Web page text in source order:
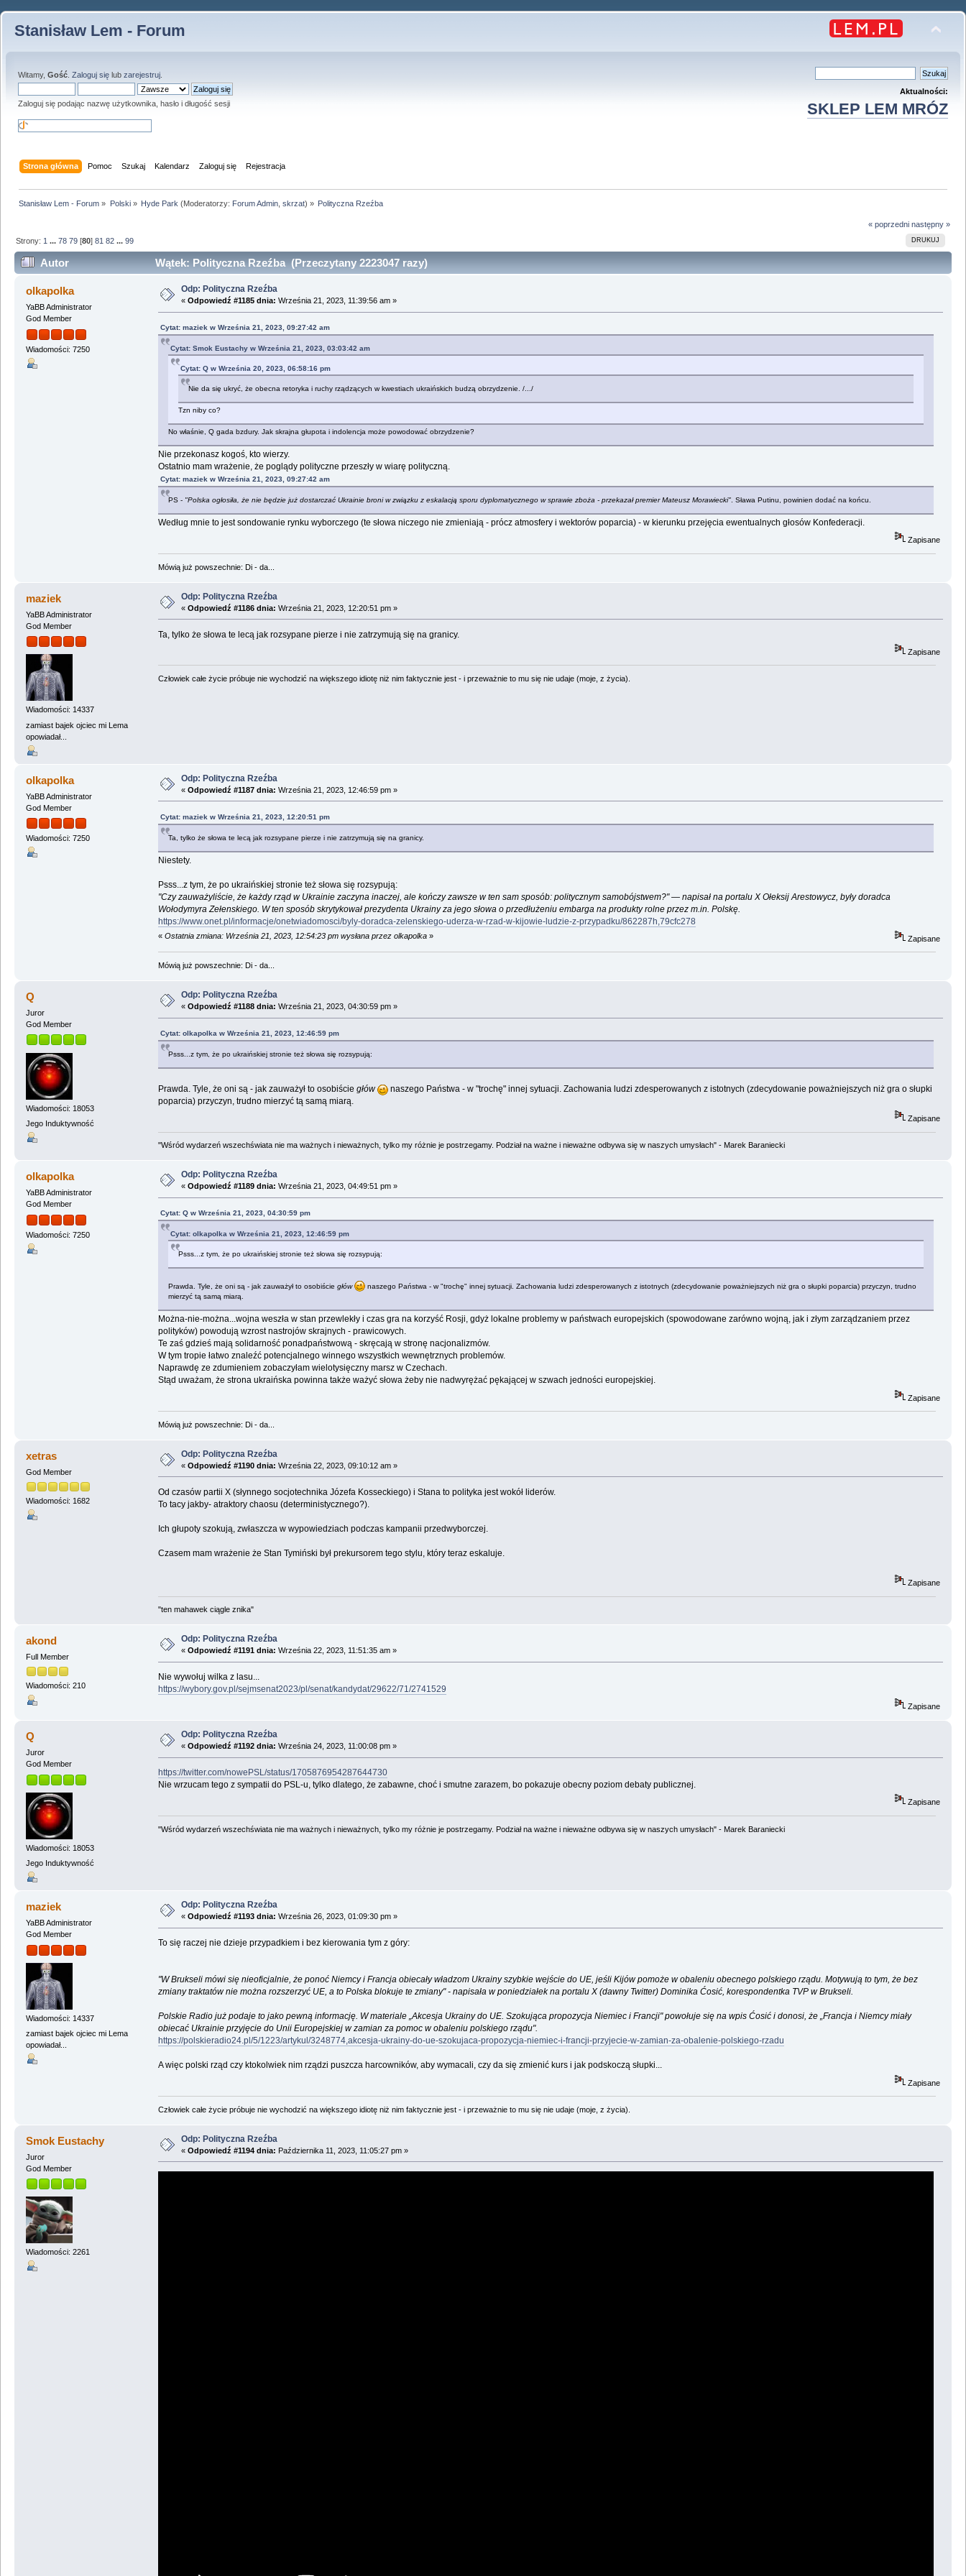
Stanisław Lem - Forum
Witamy, Gość Zaloguj się lub zarejestruj
Zaloguj się podając nazwę użytkownika, hasło i długość sesji
Aktualności:
SKLEP LEM MRÓZ
Strona główna Pomoc Szukaj Kalendarz Zaloguj się Rejestracja
Stanisław Lem - Forum » Polski» Hyde Park (Moderatorzy: Forum Admin, skrzat) » Polityczna Rzeźba
« poprzedni następny »
DRUKUJ
Strony: 1 ...78 79 [80]81 82 ...99
Autor Wątek: Polityczna Rzeźba (Przeczytany 2223047 razy)
olkapolka
YaBB Administrator
God Member
Wiadomości: 7250
Odp: Polityczna Rzeźba
« Odpowiedź #1185 dnia: Września 21, 2023, 11:39:56 am »
Cytat: maziek w Września 21, 2023, 09:27:42 am
Cytat: Smok Eustachy w Września 21, 2023, 03:03:42 am
Cytat: Q w Września 20, 2023, 06:58:16 pm
Nie da się ukryć, że obecna retoryka i ruchy rządzących w kwestiach ukraińskich budzą obrzydzenie. /.../
Tzn niby co?
No właśnie, Q gada bzdury. Jak skrajna głupota i indolencja może powodować obrzydzenie?
Nie przekonasz kogoś, kto wierzy.
Ostatnio mam wrażenie, że poglądy polityczne przeszły w wiarę polityczną.
Cytat: maziek w Września 21, 2023, 09:27:42 am
PS - "Polska ogłosiła, że nie będzie już dostarczać Ukrainie broni w związku z eskalacją sporu dyplomatycznego w sprawie zboża - przekazał premier Mateusz Morawiecki". Sława Putinu, powinien dodać na końcu.
Według mnie to jest sondowanie rynku wyborczego (te słowa niczego nie zmieniają - prócz atmosfery i wektorów poparcia) - w kierunku przejęcia ewentualnych głosów Konfederacji.
Zapisane
Mówią już powszechnie: Di - da...
maziek
YaBB Administrator
God Member
Wiadomości: 14337
zamiast bajek ojciec mi Lema
opowiadał...
Odp: Polityczna Rzeźba
« Odpowiedź #1186 dnia: Września 21, 2023, 12:20:51 pm »
Ta, tylko że słowa te lecą jak rozsypane pierze i nie zatrzymują się na granicy.
Zapisane
Człowiek całe życie próbuje nie wychodzić na większego idiotę niż nim faktycznie jest - i przeważnie to mu się nie udaje (moje, z życia).
olkapolka
YaBB Administrator
God Member
Wiadomości: 7250
Odp: Polityczna Rzeźba
« Odpowiedź #1187 dnia: Września 21, 2023, 12:46:59 pm »
Cytat: maziek w Września 21, 2023, 12:20:51 pm
Ta, tylko że słowa te lecą jak rozsypane pierze i nie zatrzymują się na granicy.
Niestety.
Psss...z tym, że po ukraińskiej stronie też słowa się rozsypują:
"Czy zauważyliście, że każdy rząd w Ukrainie zaczyna inaczej, ale kończy zawsze w ten sam sposób: politycznym samobójstwem?" — napisał na portalu X Ołeksij Arestowycz, były doradca
Wołodymyra Zełenskiego. W ten sposób skrytykował prezydenta Ukrainy za jego słowa o przedłużeniu embarga na produkty rolne przez m.in. Polskę.
https://www.onet.pl/informacje/onetwiadomosci/byly-doradca-zelenskiego-uderza-w-rzad-w-kijowie-ludzie-z-przypadku/862287h,79cfc278
« Ostatnia zmiana: Września 21, 2023, 12:54:23 pm wysłana przez olkapolka» Zapisane
Mówią już powszechnie: Di - da...
Q
Juror
God Member
Wiadomości: 18053
Jego Induktywność
Odp: Polityczna Rzeźba
« Odpowiedź #1188 dnia: Września 21, 2023, 04:30:59 pm »
Cytat: olkapolka w Września 21, 2023, 12:46:59 pm
Psss...z tym, że po ukraińskiej stronie też słowa się rozsypują:
Prawda. Tyle, że oni są - jak zauważył to osobiście głów
naszego Państwa - w "trochę" innej sytuacji. Zachowania ludzi zdesperowanych z istotnych (zdecydowanie poważniejszych niż gra o słupki
poparcia) przyczyn, trudno mierzyć tą samą miarą.
Zapisane
"Wśród wydarzeń wszechświata nie ma ważnych i nieważnych, tylko my różnie je postrzegamy. Podział na ważne i nieważne odbywa się w naszych umysłach" - Marek Baraniecki
olkapolka
YaBB Administrator
God Member
Wiadomości: 7250
Odp: Polityczna Rzeźba
« Odpowiedź #1189 dnia: Września 21, 2023, 04:49:51 pm »
Cytat: Q w Września 21, 2023, 04:30:59 pm
Cytat: olkapolka w Września 21, 2023, 12:46:59 pm
Psss...z tym, że po ukraińskiej stronie też słowa się rozsypują:
Prawda. Tyle, że oni są - jak zauważył to osobiście głów
naszego Państwa - w "trochę" innej sytuacji. Zachowania ludzi zdesperowanych z istotnych (zdecydowanie poważniejszych niż gra o słupki poparcia) przyczyn, trudno
mierzyć tą samą miarą.
Można-nie-można...wojna weszła w stan przewlekły i czas gra na korzyść Rosji, gdyż lokalne problemy w państwach europejskich (spowodowane zarówno wojną, jak i złym zarządzaniem przez
polityków) powodują wzrost nastrojów skrajnych - prawicowych.
Te zaś gdzieś mają solidarność ponadpaństwową - skręcają w stronę nacjonalizmów.
W tym tropie łatwo znaleźć potencjalnego winnego wszystkich wewnętrznych problemów.
Naprawdę ze zdumieniem zobaczyłam wielotysięczny marsz w Czechach.
Stąd uważam, że strona ukraińska powinna także ważyć słowa żeby nie nadwyrężać pękającej w szwach jedności europejskiej.
Zapisane
Mówią już powszechnie: Di - da...
xetras
God Member
Wiadomości: 1682
Odp: Polityczna Rzeźba
« Odpowiedź #1190 dnia: Września 22, 2023, 09:10:12 am »
Od czasów partii X (słynnego socjotechnika Józefa Kosseckiego) i Stana to polityka jest wokół liderów.
To tacy jakby- atraktory chaosu (deterministycznego?).
Ich głupoty szokują, zwłaszcza w wypowiedziach podczas kampanii przedwyborczej.
Czasem mam wrażenie że Stan Tymiński był prekursorem tego stylu, który teraz eskaluje.
Zapisane
"ten mahawek ciągle znika"
akond
Full Member
Wiadomości: 210
Odp: Polityczna Rzeźba
« Odpowiedź #1191 dnia: Września 22, 2023, 11:51:35 am »
Nie wywołuj wilka z lasu...
https://wybory.gov.pl/sejmsenat2023/pl/senat/kandydat/29622/71/2741529
Zapisane
Q
Juror
God Member
Wiadomości: 18053
Jego Induktywność
Odp: Polityczna Rzeźba
« Odpowiedź #1192 dnia: Września 24, 2023, 11:00:08 pm »
https://twitter.com/nowePSL/status/1705876954287644730
Nie wrzucam tego z sympatii do PSL-u, tylko dlatego, że zabawne, choć i smutne zarazem, bo pokazuje obecny poziom debaty publicznej.
Zapisane
"Wśród wydarzeń wszechświata nie ma ważnych i nieważnych, tylko my różnie je postrzegamy. Podział na ważne i nieważne odbywa się w naszych umysłach" - Marek Baraniecki
maziek
YaBB Administrator
God Member
Wiadomości: 14337
zamiast bajek ojciec mi Lema
opowiadał...
Odp: Polityczna Rzeźba
« Odpowiedź #1193 dnia: Września 26, 2023, 01:09:30 pm »
To się raczej nie dzieje przypadkiem i bez kierowania tym z góry:
"W Brukseli mówi się nieoficjalnie, że ponoć Niemcy i Francja obiecały władzom Ukrainy szybkie wejście do UE, jeśli Kijów pomoże w obaleniu obecnego polskiego rządu. Motywują to tym, że bez
zmiany traktatów nie można rozszerzyć UE, a to Polska blokuje te zmiany" - napisała w poniedziałek na portalu X (dawny Twitter) Dominika Ćosić, korespondentka TVP w Brukseli.
Polskie Radio już podaje to jako pewną informację. W materiale „Akcesja Ukrainy do UE. Szokująca propozycja Niemiec i Francji" powołuje się na wpis Ćosić i donosi, że „Francja i Niemcy miały
obiecać Ukrainie przyjęcie do Unii Europejskiej w zamian za pomoc w obaleniu polskiego rządu".
https://polskieradio24.pl/5/1223/artykul/3248774,akcesja-ukrainy-do-ue-szokujaca-propozycja-niemiec-i-francji-przyjecie-w-zamian-za-obalenie-polskiego-rzadu
A więc polski rząd czy ktokolwiek nimrządzi puszcza harcowników, aby wymacali, czy da się zmienić kurs i jak podskoczą słupki...
Zapisane
Człowiek całe życie próbuje nie wychodzić na większego idiotę niż nim faktycznie jest - i przeważnie to mu się nie udaje (moje, z życia).
Smok Eustachy
Juror
God Member
Wiadomości: 2261
Odp: Polityczna Rzeźba
« Odpowiedź #1194 dnia: Października 11, 2023, 11:05:27 pm »